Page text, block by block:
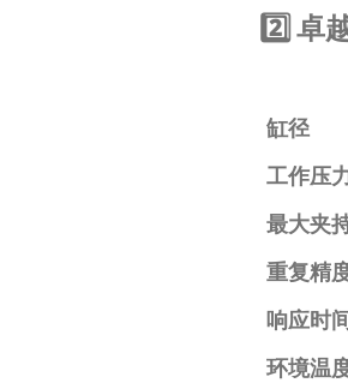
​2️⃣ 卓
缸径
工作压
最大夹
重复精
响应时
环境温